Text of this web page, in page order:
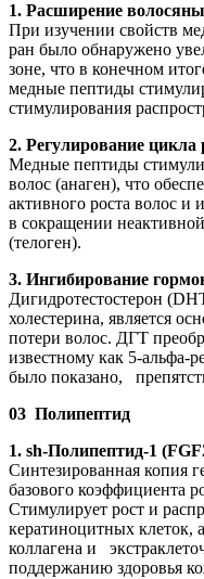
1. Расширение
При изучении свойств
ран было обнаружено
зоне, что в конечном
медные пептиды
стимулирования
2. Регулирование цикла
Медные пептиды
волос (анаген), что
активного роста волос
в сокращении
(телоген).
3. Ингибирование
Дигидротестостерон
холестерина, является
потери волос. ДГТ
известному как 5-альфа-
было показано,
03 Полипептид
1. sh-Полипептид-1
Синтезированная копия
базового коэффициента
Стимулирует рост и
кератиноцитных клеток,
коллагена и
поддержанию здоровья